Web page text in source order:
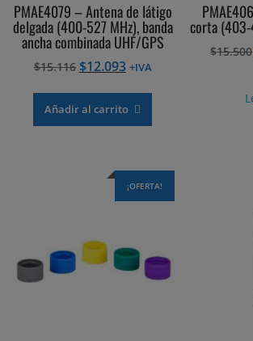
PMAE4079 – Antena de látigo
delgada (400-527 MHz), banda
ancha combinada UHF/GPS
$15.116 El
original
era:
$12.093El
actual
es:
+IVA
Añadir al carrito
corta
$15.500
¡OFERTA!